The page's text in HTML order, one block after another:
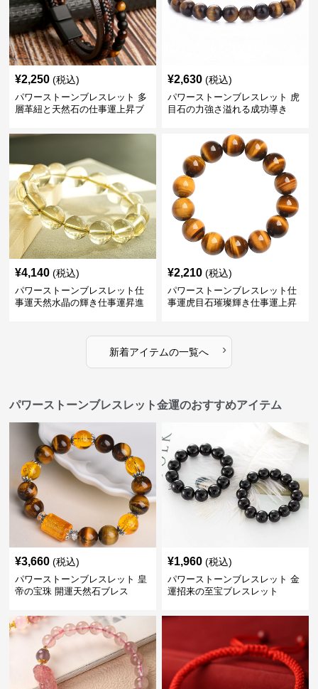
¥2,250 (税込)
パワーストーンブレスレット 多
層革紐と天然石の仕事運上昇ブ
¥2,630 (税込)
パワーストーンブレスレット 虎
目石の力強さ溢れる成功導き
¥4,140 (税込)
パワーストーンブレスレット仕
事運天然水晶の輝き仕事運昇進
¥2,210 (税込)
パワーストーンブレスレット仕
事運虎目石璀璨輝き仕事運上昇
新着アイテムの一覧へ ›
パワーストーンブレスレット金運のおすすめアイテム
¥3,660 (税込)
パワーストーンブレスレット 皇
帝の宝珠 開運天然石ブレス
¥1,960 (税込)
パワーストーンブレスレット 金
運招来の至宝ブレスレット